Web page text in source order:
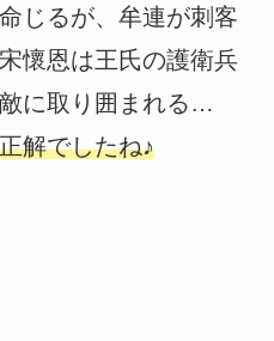
じるが、牟連が刺客
懷恩は王氏の護衛兵
に取り囲まれる…
解でしたね♪